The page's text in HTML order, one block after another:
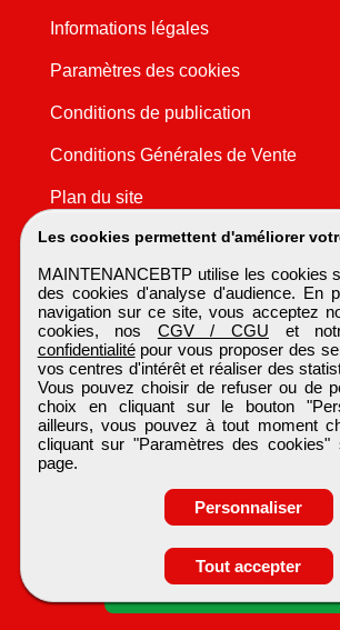
Candidature
Les cookies permettent d'améliorer
MAINTENANCEBTP utilise les cookies
des cookies d'analyse d'audience. En
navigation sur ce site, vous acceptez
cookies, nos CGV / CGU et
confidentialitépour vous proposer des
vos centres d'intérêt et réaliser des
Vous pouvez choisir de refuser ou de
choix en cliquant sur le bouton
ailleurs, vous pouvez à tout moment
cliquant sur "Paramètres des
page.
Personnaliser
Tout accepter
Informations légales
Paramètres des cookies
Conditions de publication
Conditions Générales de Vente
Plan du site
MAINTENANCEBTP
Tous droits réservés © 1999 -